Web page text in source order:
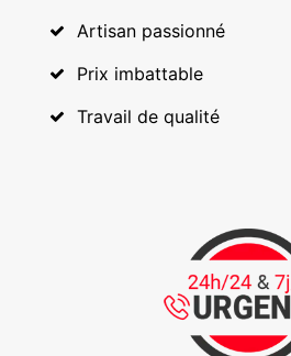
Artisan passionné
Prix imbattable
Travail de qualité